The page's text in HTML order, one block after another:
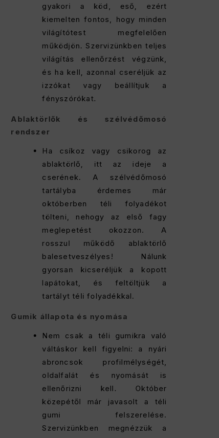
gyakori a köd, eső, ezért
kiemelten fontos, hogy minden
világítótest megfelelően
működjön. Szervizünkben teljes
világítás ellenőrzést végzünk,
és ha kell, azonnal cseréljük az
izzókat vagy beállítjuk a
fényszórókat.
Ablaktörlők és szélvédőmosó
rendszer
Ha csíkoz vagy csikorog az
ablaktörlő, itt az ideje a
cserének. A szélvédőmosó
tartályba érdemes már
októberben téli folyadékot
tölteni, nehogy az első fagy
meglepetést okozzon. A
rosszul működő ablaktörlő
balesetveszélyes! Nálunk
gyorsan kicseréljük a kopott
lapátokat, és feltöltjük a
tartályt téli folyadékkal.
Gumik állapota és nyomása
Nem csak a téli gumikra való
váltáskor kell figyelni: a nyári
abroncsok profilmélységét,
oldalfalát és nyomását is
ellenőrizni kell. Október
közepétől már javasolt a téli
gumi felszerelése.
Szervizünkben megnézzük a